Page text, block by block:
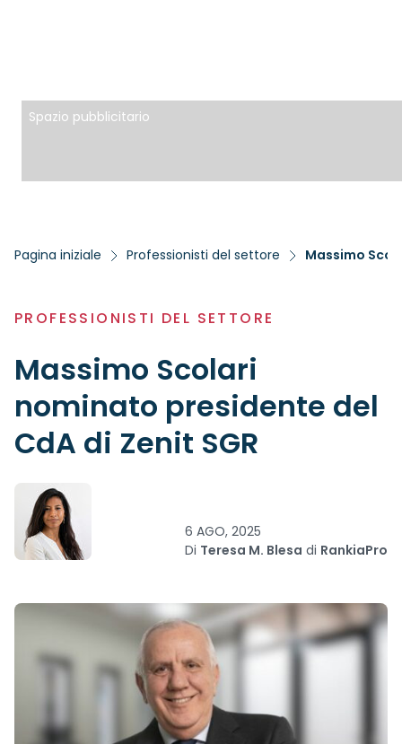
Spazio pubblicitario
Pagina iniziale Professionisti del settore Massimo
PROFESSIONISTI DEL SETTORE
Massimo Scolari
nominato presidente del
CdA di Zenit SGR
6 AGO, 2025
Di Teresa M. Blesa di RankiaPro